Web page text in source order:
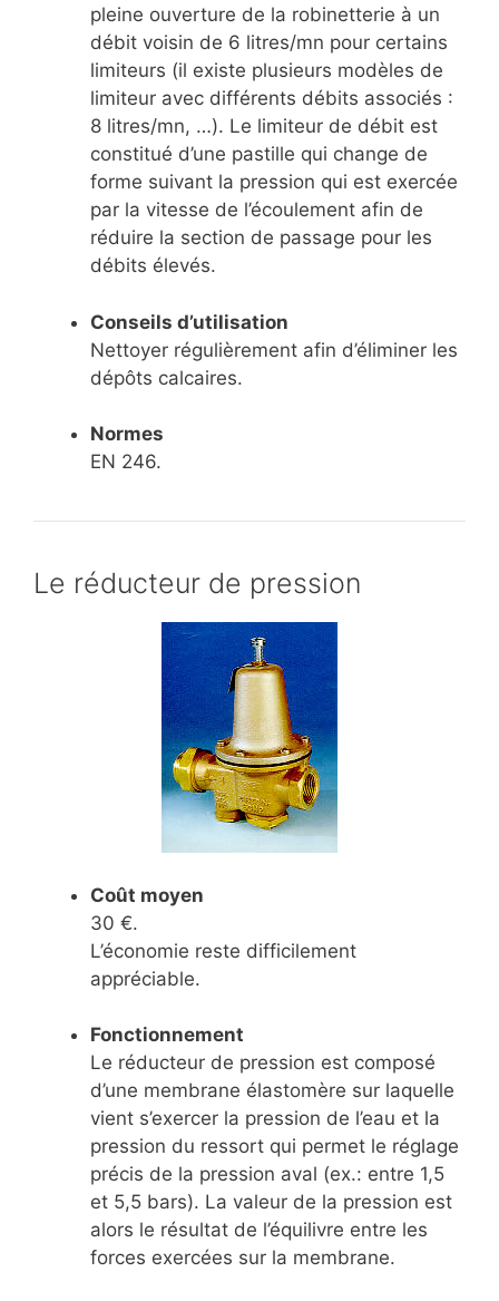
pleine ouverture de la robinetterie à un
débit voisin de 6 litres/mn pour certains
limiteurs (il existe plusieurs modèles de
limiteur avec différents débits associés :
8 litres/mn, …). Le limiteur de débit est
constitué d’une pastille qui change de
forme suivant la pression qui est exercée
par la vitesse de l’écoulement afin de
réduire la section de passage pour les
débits élevés.
Conseils d’utilisation
Nettoyer régulièrement afin d’éliminer les
dépôts calcaires.
Normes
EN 246.
Le réducteur de pression
Coût moyen
30 €.
L’économie reste difficilement
appréciable.
Fonctionnement
Le réducteur de pression est composé
d’une membrane élastomère sur laquelle
vient s’exercer la pression de l’eau et la
pression du ressort qui permet le réglage
précis de la pression aval (ex.: entre 1,5
et 5,5 bars). La valeur de la pression est
alors le résultat de l’équilivre entre les
forces exercées sur la membrane.